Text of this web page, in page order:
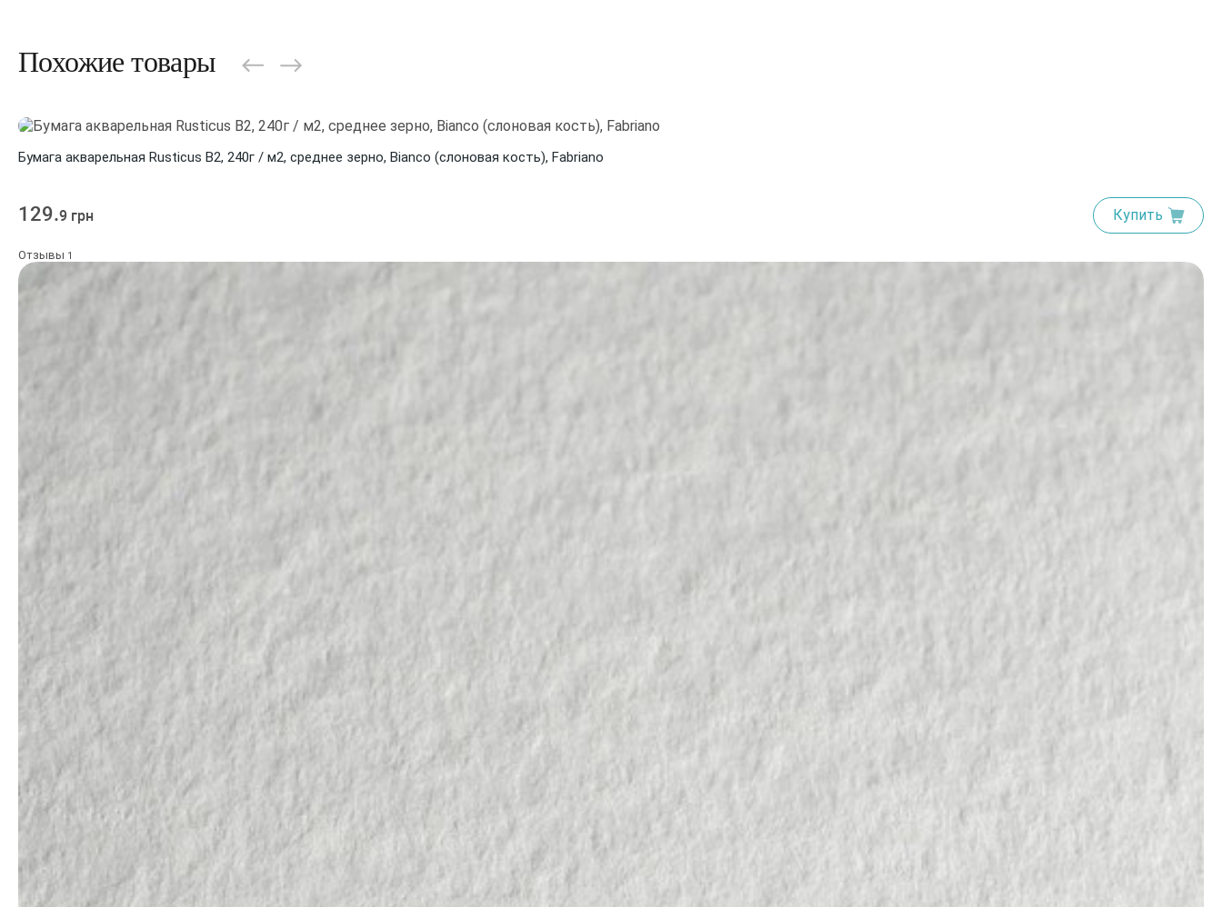
Похожие товары
Бумага акварельная Rusticus B2, 240г / м2, среднее зерно, Bianco (слоновая кость), Fabriano
129.9 грн Купить
Отзывы 1